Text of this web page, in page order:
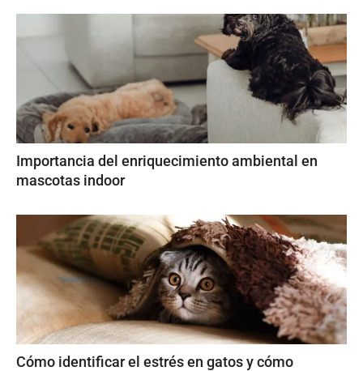
Importancia del enriquecimiento ambiental en
mascotas indoor
Cómo identificar el estrés en gatos y cómo